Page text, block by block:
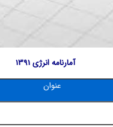
آمارنامه انرژی 1391
عنوان